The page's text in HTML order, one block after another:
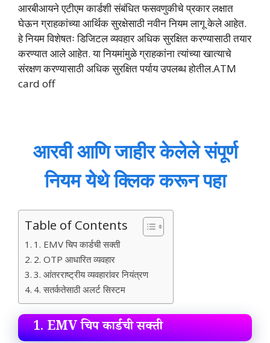
आरबीआयने एटीएम कार्डशी संबंधित फसवणुकीचे प्रकार लक्षात
घेऊन ग्राहकांच्या आर्थिक सुरक्षेसाठी नवीन नियम लागू केले आहेत.
हे नियम विशेषतः डिजिटल व्यवहार अधिक सुरक्षित करण्यासाठी तयार
करण्यात आले आहेत. या नियमांमुळे ग्राहकांना त्यांच्या खात्याचे
संरक्षण करण्यासाठी अधिक सुरक्षित पर्याय उपलब्ध होतील.ATM
card off
आरवी आणि जाहीर केलेले संपूर्ण
नियम येथे क्लिक करून पहा
Table of Contents
1. EMV चिप कार्डची सक्ती
2. OTP आधारित व्यवहार
3. आंतरराष्ट्रीय व्यवहारांवर नियंत्रण
4. सतर्कतेसाठी अलर्ट सिस्टम
1.EMV चिप कार्डची सक्ती